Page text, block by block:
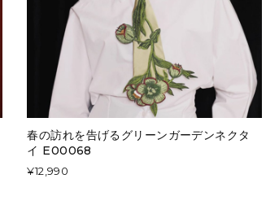
春の訪れを告げるグリーンガーデンネクタ
イ E00068
¥12,990